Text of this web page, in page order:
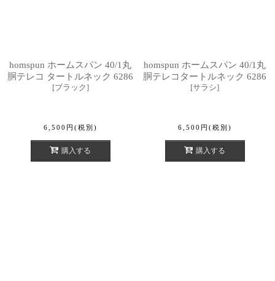
homspun ホームスパン 40/1丸
胴テレコ タートルネック 6286
[ブラック]
6,500 円 (税別)
購入する
homspun ホームスパン 40/1丸
胴テレコタートルネック 6286
[サラシ]
6,500 円 (税別)
購入する